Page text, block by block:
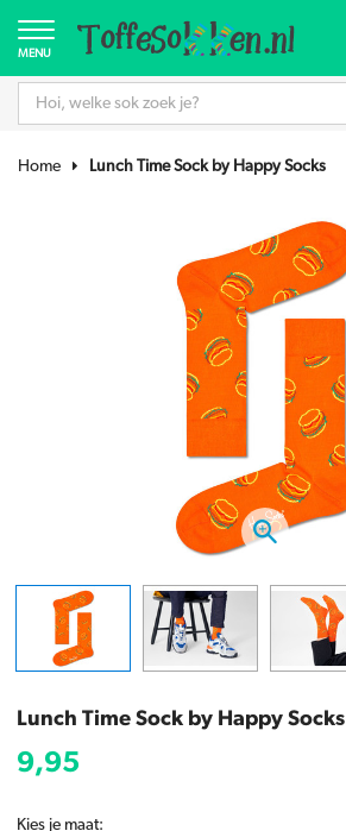
MENU
Home Lunch Time Sock by Happy Socks
Lunch Time Sock by Happy Socks
9,95
Kies je maat: